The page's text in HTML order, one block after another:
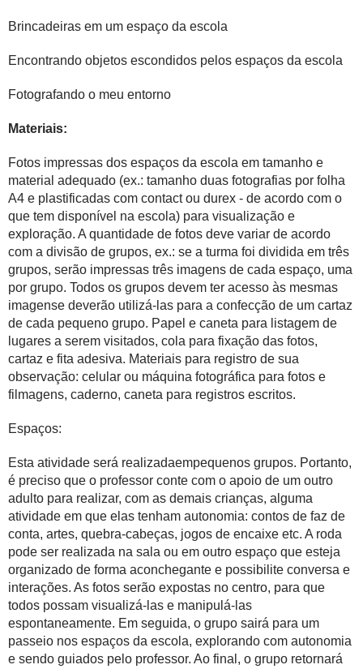
Brincadeiras em um espaço da escola
Encontrando objetos escondidos pelos espaços da escola
Fotografando o meu entorno
Materiais:
Fotos impressas dos espaços da escola em tamanho e
material adequado (ex.: tamanho duas fotografias por folha
A4 e plastificadas com contact ou durex - de acordo com o
que tem disponível na escola) para visualização e
exploração. A quantidade de fotos deve variar de acordo
com a divisão de grupos, ex.: se a turma foi dividida em três
grupos, serão impressas três imagens de cada espaço, uma
por grupo. Todos os grupos devem ter acesso às mesmas
imagense deverão utilizá-las para a confecção de um cartaz
de cada pequeno grupo. Papel e caneta para listagem de
lugares a serem visitados, cola para fixação das fotos,
cartaz e fita adesiva. Materiais para registro de sua
observação: celular ou máquina fotográfica para fotos e
filmagens, caderno, caneta para registros escritos.
Espaços:
Esta atividade será realizadaempequenos grupos. Portanto,
é preciso que o professor conte com o apoio de um outro
adulto para realizar, com as demais crianças, alguma
atividade em que elas tenham autonomia: contos de faz de
conta, artes, quebra-cabeças, jogos de encaixe etc. A roda
pode ser realizada na sala ou em outro espaço que esteja
organizado de forma aconchegante e possibilite conversa e
interações. As fotos serão expostas no centro, para que
todos possam visualizá-las e manipulá-las
espontaneamente. Em seguida, o grupo sairá para um
passeio nos espaços da escola, explorando com autonomia
e sendo guiados pelo professor. Ao final, o grupo retornará